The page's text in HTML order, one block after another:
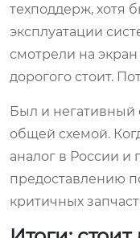
техподдерж, хотя
эксплуатации
смотрели на
дорогого стоит.
Был и негативный
общей схемой.
аналог в России и
предоставлению
критичных